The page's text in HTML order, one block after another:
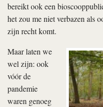
bereikt ook een
het zou me niet verbazen als
zijn recht komt.
Maar laten we
wel zijn: ook
vóór de
pandemie
waren genoeg